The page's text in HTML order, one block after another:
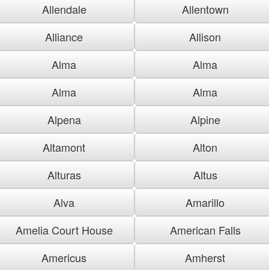
Allendale
Allentown
Alliance
Allison
Alma
Alma
Alma
Alma
Alpena
Alpine
Altamont
Alton
Alturas
Altus
Alva
Amarillo
Amelia Court House
American Falls
Americus
Amherst